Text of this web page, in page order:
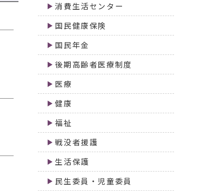
消費生活センター
国民健康保険
国民年金
後期高齢者医療制度
医療
健康
福祉
戦没者援護
生活保護
民生委員・児童委員